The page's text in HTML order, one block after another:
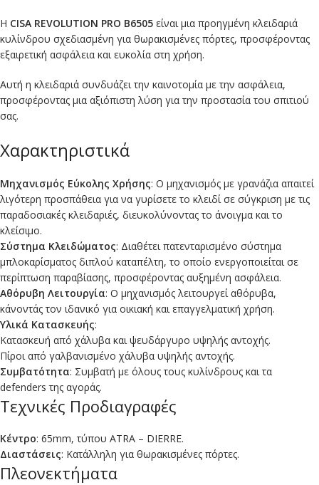
Η CISA REVOLUTION PRO B6505 είναι μια προηγμένη κλειδαριά
κυλίνδρου σχεδιασμένη για θωρακισμένες πόρτες, προσφέροντας
εξαιρετική ασφάλεια και ευκολία στη χρήση.
Αυτή η κλειδαριά συνδυάζει την καινοτομία με την ασφάλεια,
προσφέροντας μια αξιόπιστη λύση για την προστασία του σπιτιού
σας.
Χαρακτηριστικά
Μηχανισμός Εύκολης Χρήσης: Ο μηχανισμός με γρανάζια απαιτεί
λιγότερη προσπάθεια για να γυρίσετε το κλειδί σε σύγκριση με τις
παραδοσιακές κλειδαριές, διευκολύνοντας το άνοιγμα και το
κλείσιμο.
Σύστημα Κλειδώματος: Διαθέτει πατενταρισμένο σύστημα
μπλοκαρίσματος διπλού καταπέλτη, το οποίο ενεργοποιείται σε
περίπτωση παραβίασης, προσφέροντας αυξημένη ασφάλεια.
Αθόρυβη Λειτουργία: Ο μηχανισμός λειτουργεί αθόρυβα,
κάνοντάς τον ιδανικό για οικιακή και επαγγελματική χρήση.
Υλικά Κατασκευής:
Κατασκευή από χάλυβα και ψευδάργυρο υψηλής αντοχής.
Πίροι από γαλβανισμένο χάλυβα υψηλής αντοχής.
Συμβατότητα: Συμβατή με όλους τους κυλίνδρους και τα
defenders της αγοράς.
Τεχνικές Προδιαγραφές
Κέντρο: 65mm, τύπου ATRA – DIERRE.
Διαστάσεις: Κατάλληλη για θωρακισμένες πόρτες.
Πλεονεκτήματα